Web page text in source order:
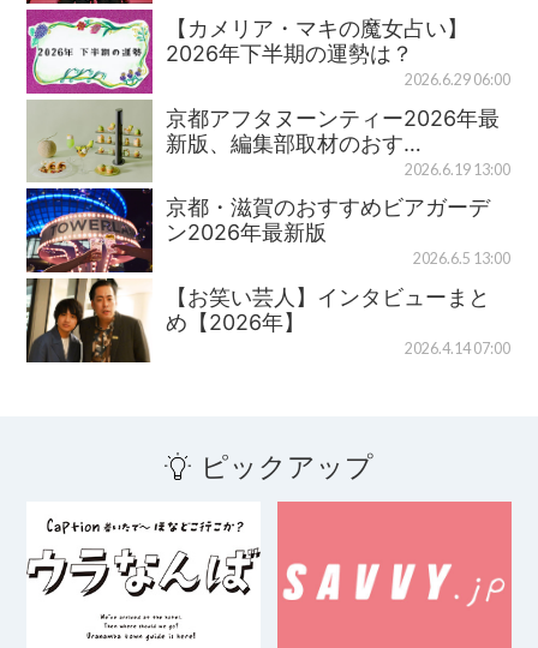
【カメリア・マキの魔女占い】
2026年下半期の運勢は？
2026.6.29 06:00
京都アフタヌーンティー2026年最
新版、編集部取材のおす…
2026.6.19 13:00
京都・滋賀のおすすめビアガーデ
ン2026年最新版
2026.6.5 13:00
【お笑い芸人】インタビューまと
め【2026年】
2026.4.14 07:00
ピックアップ